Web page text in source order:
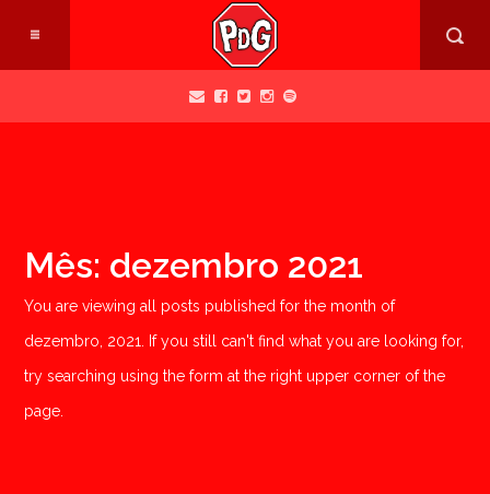
Mês: dezembro 2021
You are viewing all posts published for the month of
dezembro, 2021. If you still can't find what you are looking for,
try searching using the form at the right upper corner of the
page.